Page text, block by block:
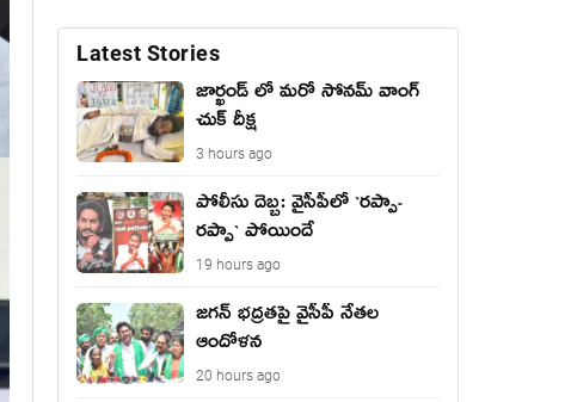
Latest Stories
జార్ఖండ్ లో మరో సోనమ్ వాంగ్
చుక్ దీక్ష
3 hours ago
పోలీసు దెబ్బ: వైసీపీలో `ర‌ప్పా-
ర‌ప్పా` పోయిందే
19 hours ago
జ‌గ‌న్ భద్రతపై వైసీపీ నేతల
ఆందోళన
20 hours ago